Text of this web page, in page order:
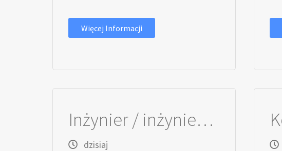
Więcej Informacji
Inżynier / inżynierka Robót Drogowych
dzisiaj